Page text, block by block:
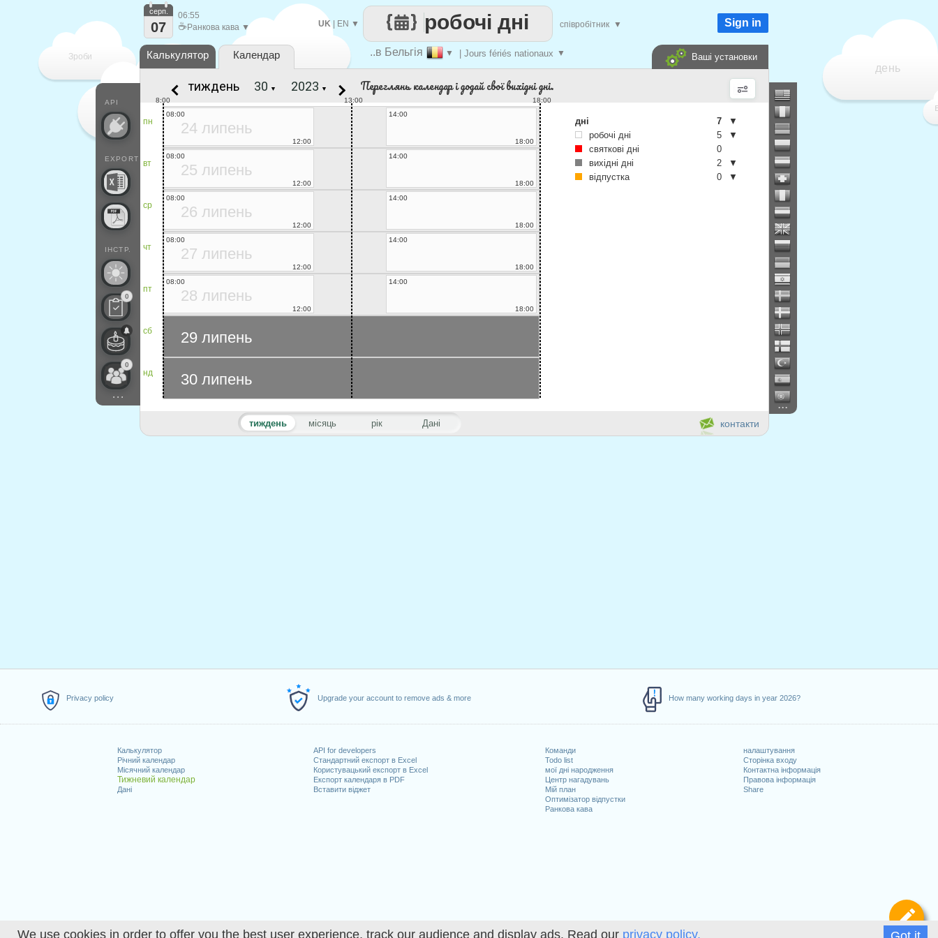
We use cookies in order to offer you the best user experience, track our audience and display ads. Read our privacy policy.
Privacy policy Upgrade your account to remove ads & more How many working days in year 2026?
Калькулятор
Річний календар
Місячний календар
Тижневий календар
Дані
API for developers
Стандартний експорт в Excel
Користувацький експорт в Excel
Експорт календаря в PDF
Вставити віджет
Команди
Todo list
мої дні народження
Центр нагадувань
Мій план
Оптимізатор відпустки
Ранкова кава
налаштування
Сторінка входу
Контактна інформація
Правова інформація
Share
Зроби
кожен
день
..в Бельгія ▼ | Jours fériés nationaux ▼
робочі дні
UK| EN ▼ співробітник ▼
API
EXPORT
ІНСТР.
0
0
...
серп.
07
06:55
☕ Ранкова кава ▼ Sign in
Калькулятор Календар Ваші установки
...
контакти
тиждень місяць рік Дані
тиждень ▼ ▼ Переглянь календар і додай свої вихідні дні.
пн
вт
ср
чт
пт
сб
нд
13:00
8:00 18:00
24 липень
08:00
12:00
14:00
18:00
25 липень
08:00
12:00
14:00
18:00
26 липень
08:00
12:00
14:00
18:00
27 липень
08:00
12:00
14:00
18:00
28 липень
08:00
12:00
14:00
18:00
29 липень
30 липень
дні 7
▼
робочі дні
5
▼
святкові дні
0
вихідні дні
2
▼
відпустка
0 ▼